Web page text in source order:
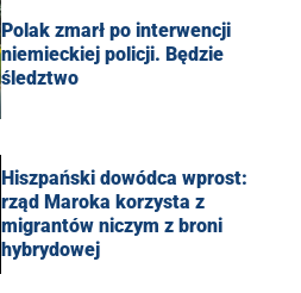
Polak zmarł po interwencji
niemieckiej policji. Będzie
śledztwo
Hiszpański dowódca wprost:
rząd Maroka korzysta z
migrantów niczym z broni
hybrydowej